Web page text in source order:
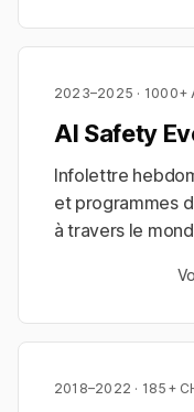
2023–2025 · 1000+
AI Safety
Infolettre
et programmes
à travers le
2018–2022 · 185+